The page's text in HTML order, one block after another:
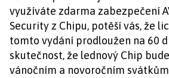
využíváte zdarma zabezpečení
Security z Chipu, potěší vás, že
tomto vydání prodloužen na 60
skutečnost, že lednový Chip
vánočním a novoročním